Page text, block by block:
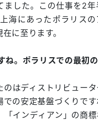
ました。この仕事を2
海にあったポラリスの
に至ります。
。ポラリスでの最初の
はディストリビュータ
での安定基盤づくりで
「インディアン」の商